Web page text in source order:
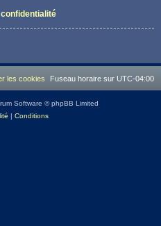
Fuseau horaire sur UTC-04:00
les cookies
Software © phpBB Limited
| Conditions